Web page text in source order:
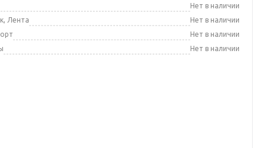
Нет в наличии
Лента
Нет в наличии
Нет в наличии
Нет в наличии